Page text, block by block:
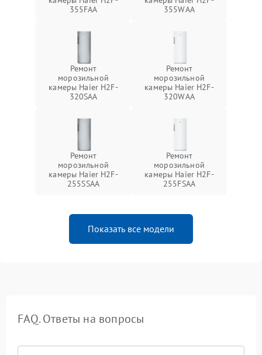
355FAA
355WAA
Ремонт
морозильной
камеры Haier H2F-
320SAA
Ремонт
морозильной
камеры Haier H2F-
320WAA
Ремонт
морозильной
камеры Haier H2F-
255SSAA
Ремонт
морозильной
камеры Haier H2F-
255FSAA
Показать все модели
FAQ. Ответы на вопросы